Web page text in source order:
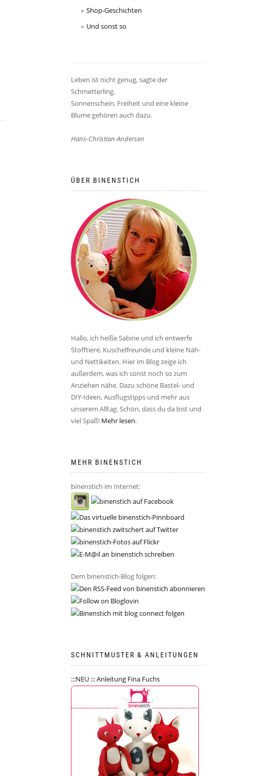
Shop-Geschichten
Und sonst so
Leben ist nicht genug, sagte der
Schmetterling.
Sonnenschein, Freiheit und eine kleine
Blume gehören auch dazu.
Hans-Christian Andersen
ÜBER BINENSTICH
Hallo, ich heiße Sabine und ich entwerfe
Stofftiere, Kuschelfreunde und kleine Näh-
und Nettikeiten. Hier im Blog zeige ich
außerdem, was ich sonst noch so zum
Anziehen nähe. Dazu schöne Bastel- und
DIY-Ideen, Ausflugstipps und mehr aus
unserem Alltag. Schön, dass du da bist und
viel Spaß! Mehr lesen.
MEHR BINENSTICH
binenstich im Internet:
Dem binenstich-Blog folgen:
SCHNITTMUSTER & ANLEITUNGEN
:::NEU ::: Anleitung Fina Fuchs